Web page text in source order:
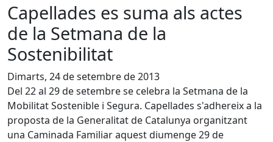
Capellades es suma als actes
de la Setmana de la
Sostenibilitat
Dimarts, 24 de setembre de 2013
Del 22 al 29 de setembre se celebra la Setmana de la
Mobilitat Sostenible i Segura. Capellades s'adhereix a la
proposta de la Generalitat de Catalunya organitzant
una Caminada Familiar aquest diumenge 29 de